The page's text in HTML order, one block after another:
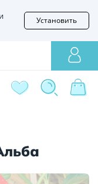
Установить